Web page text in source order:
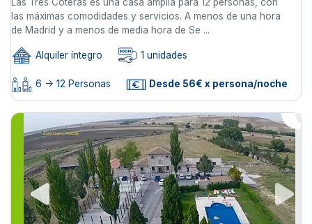
Las Tres Coteras es una casa amplia para 12 personas, con
las máximas comodidades y servicios. A menos de una hora
de Madrid y a menos de media hora de Se ...
Alquiler íntegro 1 unidades
6 -> 12 Personas Desde 56€ x persona/noche